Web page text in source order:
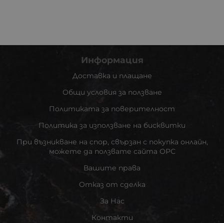
Информация
Доставка и плащане
Общи условия за ползване
Политиката за поверителност
Политика за използване на бисквитки
При възникване на спор, свързан с покупка онлайн,
можете да ползвате сайта ОРС
Вашите права
Отказ от сделка
За Нас
Контакти